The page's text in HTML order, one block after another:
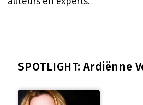
SPOTLIGHT: Ardiënne